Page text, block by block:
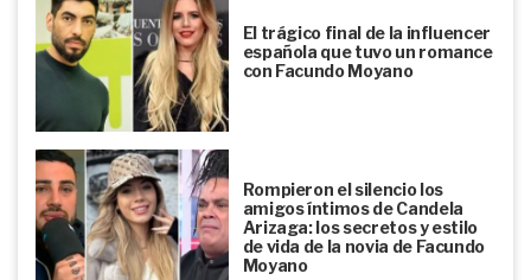
El trágico final de la influencer
española que tuvo un romance
con Facundo Moyano
Rompieron el silencio los
amigos íntimos de Candela
Arizaga: los secretos y estilo
de vida de la novia de Facundo
Moyano